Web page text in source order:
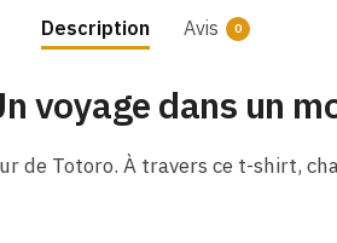
Description Avis 0
voyage dans un
de Totoro. À travers ce t-shirt,